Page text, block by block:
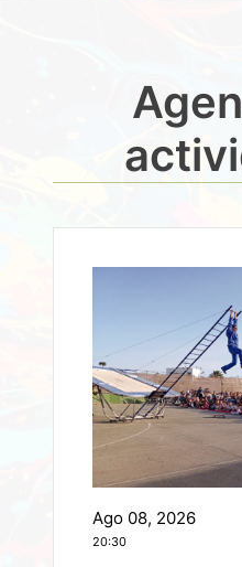
Ago 08, 2026
20:30